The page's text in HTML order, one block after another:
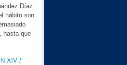
Díaz
hábito son
hasta que
XIV /